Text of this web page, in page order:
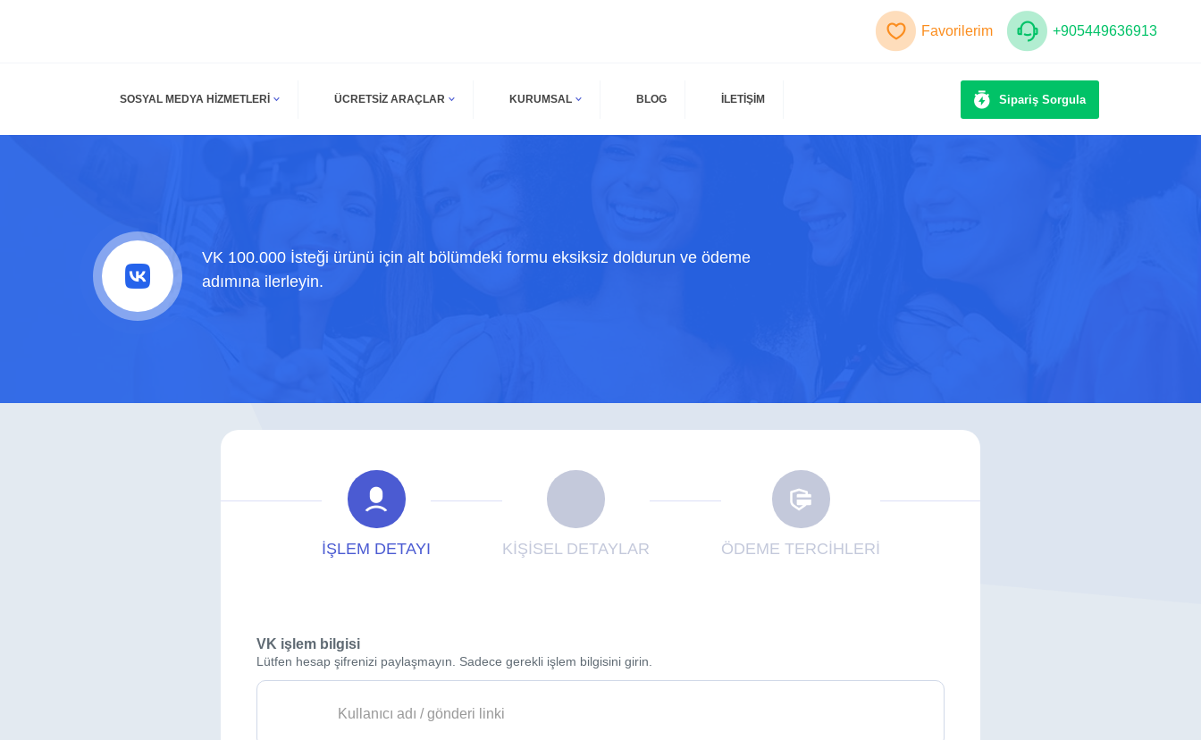
Favorilerim +905449636913
SOSYAL MEDYA HIZMETLERI ÜCRETSIZ ARAÇLAR KURUMSAL BLOG İLETİŞİM Sipariş Sorgula
VK 100.000 İsteği ürünü için alt bölümdeki formu eksiksiz doldurun ve ödeme
adımına ilerleyin.
İŞLEM DETAYI KİŞİSEL DETAYLAR ÖDEME TERCİHLERİ
VK işlem bilgisi
Lütfen hesap şifrenizi paylaşmayın. Sadece gerekli işlem bilgisini girin.